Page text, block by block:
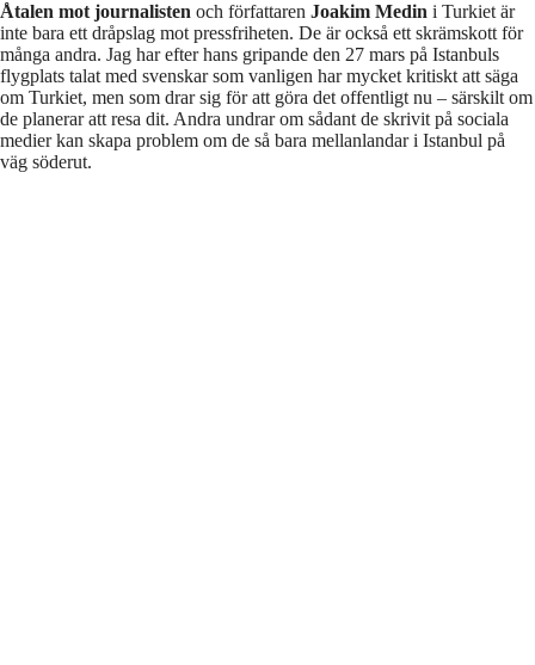
Åtalen mot journalisten och författaren Joakim Medin i Turkiet är
inte bara ett dråpslag mot pressfriheten. De är också ett skrämskott för
många andra. Jag har efter hans gripande den 27 mars på Istanbuls
flygplats talat med svenskar som vanligen har mycket kritiskt att säga
om Turkiet, men som drar sig för att göra det offentligt nu – särskilt om
de planerar att resa dit. Andra undrar om sådant de skrivit på sociala
medier kan skapa problem om de så bara mellanlandar i Istanbul på
väg söderut.